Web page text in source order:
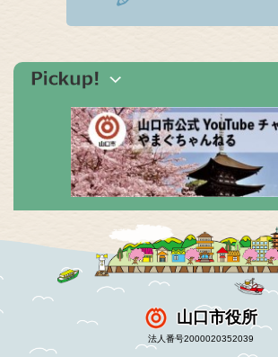
山口市役所
法人番号2000020352039